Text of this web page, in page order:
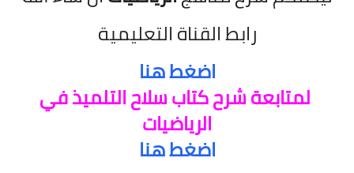
رابط القناة التعليمية
اضغط هنا
لمتابعة شرح كتاب سلاح التلميذ في
الرياضيات
اضغط هنا